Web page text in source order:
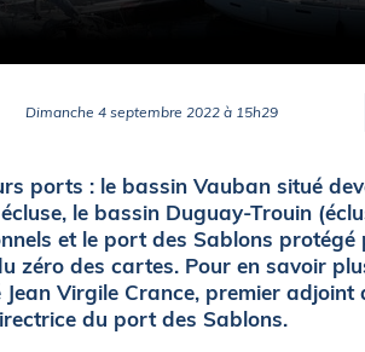
Dimanche 4 septembre 2022 à 15h29
ports : le bassin Vauban situé
le bassin Duguay-Trouin
et le port des Sablons protégé
zéro des cartes. Pour en savoir
Virgile Crance, premier adjoint
du port des Sablons.